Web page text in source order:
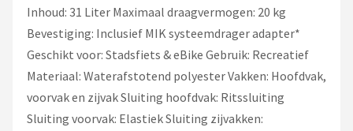
Inhoud: 31 Liter Maximaal draagvermogen: 20 kg
Bevestiging: Inclusief MIK systeemdrager adapter*
Geschikt voor: Stadsfiets & eBike Gebruik: Recreatief
Materiaal: Waterafstotend polyester Vakken: Hoofdvak,
voorvak en zijvak Sluiting hoofdvak: Ritssluiting
Sluiting voorvak: Elastiek Sluiting zijvakken: